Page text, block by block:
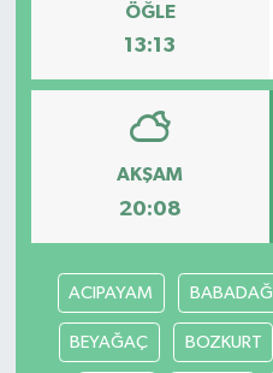
ÖĞLE
13:13
AKŞAM
20:08
ACIPAYAM BABADAĞ
BEYAĞAÇ BOZKURT